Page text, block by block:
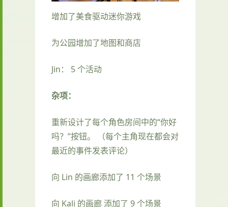
增加了美食驱动迷你游戏
为公园增加了地图和商店
Jin： 5 个活动
杂项：
重新设计了每个角色房间中的“你好
吗？”按钮。 （每个主角现在都会对
最近的事件发表评论）
向 Lin 的画廊添加了 11 个场景
向 Kali 的画廊 添加了 9 个场景